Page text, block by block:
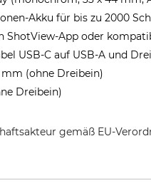
Akku für bis zu 2000
ShotView-App oder
USB-C auf USB-A und
mm (ohne Dreibein)
Dreibein)
gemäß EU-